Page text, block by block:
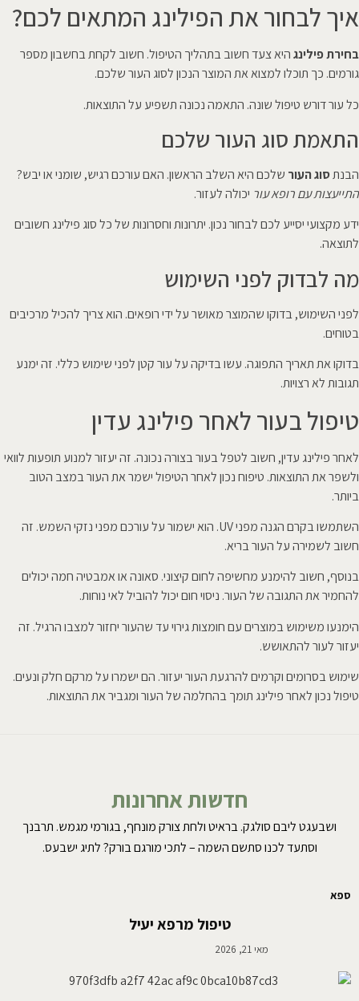
איך לבחור את הפילינג המתאים לכם?
בחירת פילינגהיא צעד חשוב בתהליך הטיפול. חשוב לקחת בחשבון מספר
גורמים. כך תוכלו למצוא את המוצר הנכון לסוג העור שלכם.
כל עור דורש טיפול שונה. התאמה נכונה תשפיע על התוצאות.
התאמת סוג העור שלכם
הבנתסוג העור שלכם היא השלב הראשון. האם עורכם רגיש, שומני או יבש?
התייעצות עם רופא עור יכולה לעזור.
ידע מקצועי יסייע לכם לבחור נכון. יתרונות וחסרונות של כל סוג פילינג חשובים
לתוצאה.
מה לבדוק לפני השימוש
לפני השימוש, בדוקו שהמוצר מאושר על ידי רופאים. הוא צריך להכיל מרכיבים
בטוחים.
בדוקו את תאריך התפוגה. עשו בדיקה על עור קטן לפני שימוש כללי. זה ימנע
תגובות לא רצויות.
טיפול בעור לאחר פילינג עדין
לאחר פילינג עדין, חשוב לטפל בעור בצורה נכונה. זה יעזור למנוע תופעות לוואי
ולשפר את התוצאות. טיפוח נכון לאחר הטיפול ישמר את העור במצב הטוב
ביותר.
השתמשו בקרם הגנה מפני UV. הוא ישמור על עורכם מפני נזקי השמש. זה
חשוב לשמירה על העור בריא.
בנוסף, חשוב להימנע מחשיפה לחום קיצוני. סאונה או אמבטיה חמה יכולים
להחמיר את התגובה של העור. ניסוי חום יכול להוביל לאי נוחות.
הימנעו משימוש במוצרים עם חומצות גירוי עד שהעור יחזור למצבו הרגיל. זה
יעזור לעור להתאושש.
שימוש בסרומים וקרמים להרגעת העור יעזור. הם ישמרו על מרקם חלק ונעים.
טיפול נכון לאחר פילינג תומך בהחלמה של העור ומגביר את התוצאות.
חדשות אחרונות
ושבעגט ליבם סולגק. בראיט ולחת צורק מונחף, בגורמי מגמש. תרבנך
וסתעד לכנו סתשם השמה – לתכי מורגם בורק? לתיג ישבעס.
ספא
טיפול מרפא יעיל
מאי 21, 2026